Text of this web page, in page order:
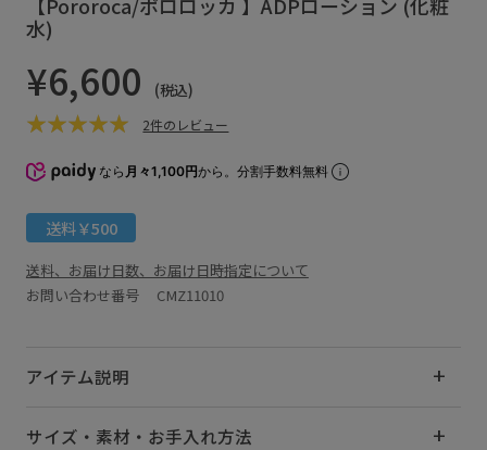
水)
¥6,600 (税込)
2件のレビュー
なら 月々1,100円から。分割手数料無料
送料￥500
送料、お届け日数、お届け日時指定について
お問い合わせ番号 CMZ11010
アイテム説明
サイズ・素材・お手入れ方法